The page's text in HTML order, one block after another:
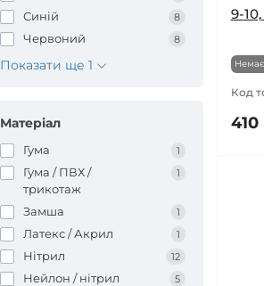
Синій 8
Червоний 8
Показати ще 1
Матеріал
Гума 1
Гума / ПВХ /
трикотаж
1
Замша 1
Латекс / Акрил 1
Нітрил 12
Нейлон / нітрил 5
9-
Код
410